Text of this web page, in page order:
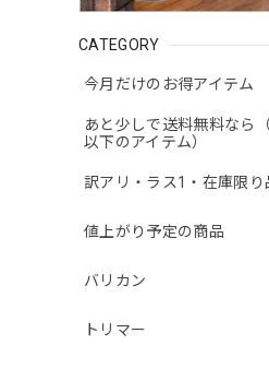
CATEGORY
今月だけのお得アイテム
あと少しで送料無料なら
以下のアイテム）
訳アリ・ラス1・在庫限り
値上がり予定の商品
バリカン
トリマー